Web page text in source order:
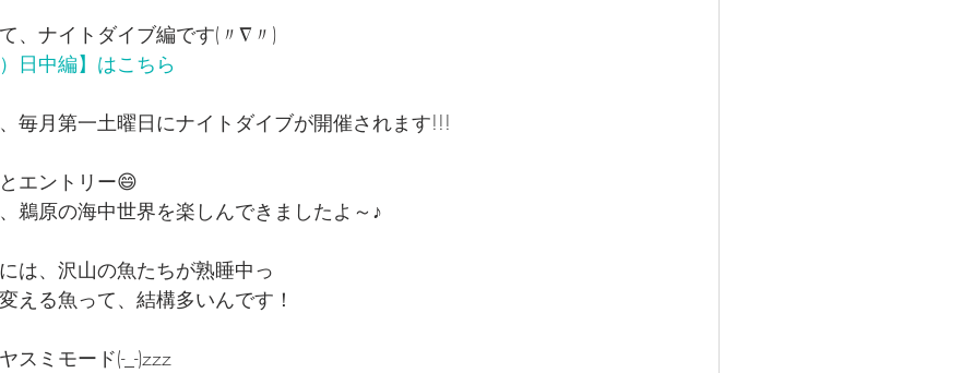
、ナイトダイブ編です(〃∇〃)
日中編】はこちら
毎月第一土曜日にナイトダイブが開催されます!!!
エントリー😄
鵜原の海中世界を楽しんできましたよ～♪
は、沢山の魚たちが熟睡中っ
える魚って、結構多いんです！
スミモード(-_-)zzz